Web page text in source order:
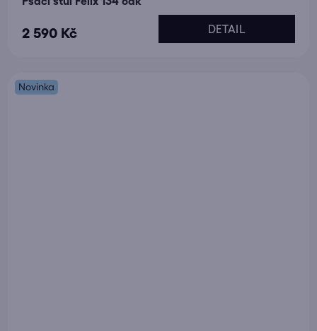
2 590 Kč DETAIL
Novinka